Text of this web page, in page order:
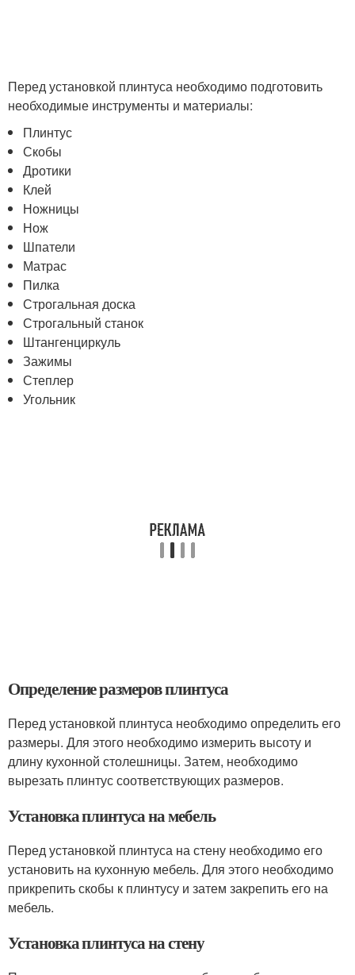
Перед установкой плинтуса необходимо подготовить
необходимые инструменты и материалы:
Плинтус
Скобы
Дротики
Клей
Ножницы
Нож
Шпатели
Матрас
Пилка
Строгальная доска
Строгальный станок
Штангенциркуль
Зажимы
Степлер
Угольник
Определение размеров плинтуса
Перед установкой плинтуса необходимо определить его
размеры. Для этого необходимо измерить высоту и
длину кухонной столешницы. Затем, необходимо
вырезать плинтус соответствующих размеров.
Установка плинтуса на мебель
Перед установкой плинтуса на стену необходимо его
установить на кухонную мебель. Для этого необходимо
прикрепить скобы к плинтусу и затем закрепить его на
мебель.
Установка плинтуса на стену